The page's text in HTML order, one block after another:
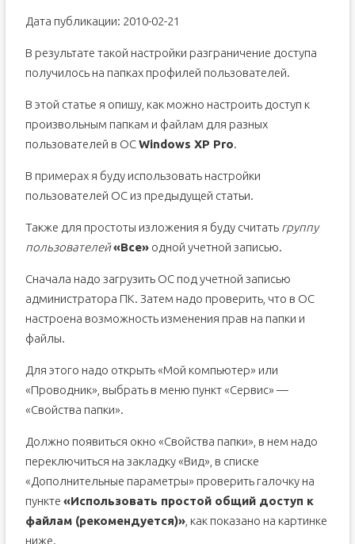
Дата публикации: 2010-02-21
В результате такой настройки разграничение доступа
получилось на папках профилей пользователей.
В этой статье я опишу, как можно настроить доступ к
произвольным папкам и файлам для разных
пользователей в ОСWindows XP Pro.
В примерах я буду использовать настройки
пользователей ОС из предыдущей статьи.
Также для простоты изложения я буду считать группу
пользователей«Все»одной учетной записью.
Сначала надо загрузить ОС под учетной записью
администратора ПК. Затем надо проверить, что в ОС
настроена возможность изменения прав на папки и
файлы.
Для этого надо открыть «Мой компьютер» или
«Проводник», выбрать в меню пункт «Сервис» —
«Свойства папки».
Должно появиться окно «Свойства папки», в нем надо
переключиться на закладку «Вид», в списке
«Дополнительные параметры» проверить галочку на
пункте «Использовать простой общий доступ к
файлам (рекомендуется)», как показано на картинке
ниже.